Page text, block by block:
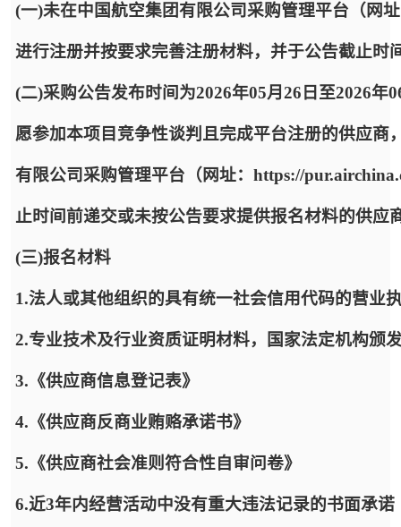
(一)未在中国航空集团有限公司采购管理平台（网
进行注册并按要求完善注册材料，并于公告截止时
(二)采购公告发布时间为2026年05月26日至2026
愿参加本项目竞争性谈判且完成平台注册的供应
有限公司采购管理平台（网址：https://
止时间前递交或未按公告要求提供报名材料的供
(三)报名材料
1.法人或其他组织的具有统一社会信用代码的营业
2.专业技术及行业资质证明材料，国家法定机构颁
3.《供应商信息登记表》
4.《供应商反商业贿赂承诺书》
5.《供应商社会准则符合性自审问卷》
6.近3年内经营活动中没有重大违法记录的书面承诺